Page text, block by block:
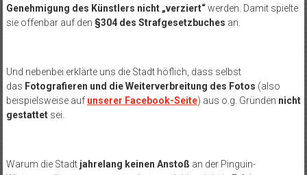
Genehmigung des Künstlers nicht „verziert“werden. Damit spielte
sie offenbar auf den §304 des Strafgesetzbuches an.
Und nebenbei erklärte uns die Stadt höflich, dass selbst
das Fotografieren und die Weiterverbreitung des Fotos (also
beispielsweise auf unserer Facebook-Seite) aus o.g. Gründen nicht
gestattetsei.
Warum die Stadt jahrelang keinen Anstoß an der Pinguin-